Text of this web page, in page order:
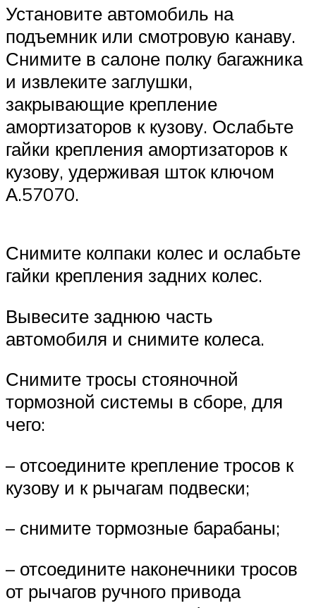
Установите автомобиль на
подъемник или смотровую канаву.
Снимите в салоне полку багажника
и извлеките заглушки,
закрывающие крепление
амортизаторов к кузову. Ослабьте
гайки крепления амортизаторов к
кузову, удерживая шток ключом
А.57070.
Снимите колпаки колес и ослабьте
гайки крепления задних колес.
Вывесите заднюю часть
автомобиля и снимите колеса.
Снимите тросы стояночной
тормозной системы в сборе, для
чего:
– отсоедините крепление тросов к
кузову и к рычагам подвески;
– снимите тормозные барабаны;
– отсоедините наконечники тросов
от рычагов ручного привода